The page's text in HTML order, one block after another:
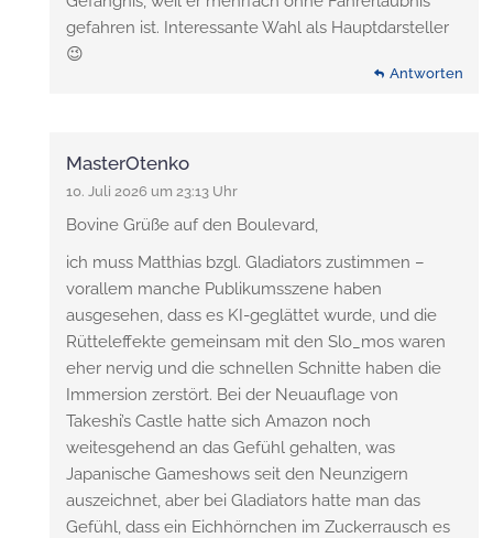
gefahren ist. Interessante Wahl als Hauptdarsteller
😉
Antworten
MasterOtenko
10. Juli 2026 um 23:13 Uhr
Bovine Grüße auf den Boulevard,
ich muss Matthias bzgl. Gladiators zustimmen –
vorallem manche Publikumsszene haben
ausgesehen, dass es KI-geglättet wurde, und die
Rütteleffekte gemeinsam mit den Slo_mos waren
eher nervig und die schnellen Schnitte haben die
Immersion zerstört. Bei der Neuauflage von
Takeshi’s Castle hatte sich Amazon noch
weitesgehend an das Gefühl gehalten, was
Japanische Gameshows seit den Neunzigern
auszeichnet, aber bei Gladiators hatte man das
Gefühl, dass ein Eichhörnchen im Zuckerrausch es